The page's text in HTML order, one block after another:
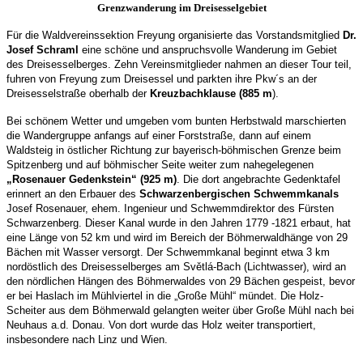
Grenzwanderung im Dreisesselgebiet
Für die Waldvereinssektion Freyung organisierte das Vorstandsmitglied Dr.
Josef Schraml eine schöne und anspruchsvolle Wanderung im Gebiet
des Dreisesselberges. Zehn Vereinsmitglieder nahmen an dieser Tour teil,
fuhren von Freyung zum Dreisessel und parkten ihre Pkw´s an der
Dreisesselstraße oberhalb der Kreuzbachklause (885 m).
Bei schönem Wetter und umgeben vom bunten Herbstwald marschierten
die Wandergruppe anfangs auf einer Forststraße, dann auf einem
Waldsteig in östlicher Richtung zur bayerisch-böhmischen Grenze beim
Spitzenberg und auf böhmischer Seite weiter zum nahegelegenen
„Rosenauer Gedenkstein“ (925 m) . Die dort angebrachte Gedenktafel
erinnert an den Erbauer des Schwarzenbergischen Schwemmkanals
Josef Rosenauer, ehem. Ingenieur und Schwemmdirektor des Fürsten
Schwarzenberg. Dieser Kanal wurde in den Jahren 1779 -1821 erbaut, hat
eine Länge von 52 km und wird im Bereich der Böhmerwaldhänge von 29
Bächen mit Wasser versorgt. Der Schwemmkanal beginnt etwa 3 km
nordöstlich des Dreisesselberges am Světlá-Bach (Lichtwasser), wird an
den nördlichen Hängen des Böhmerwaldes von 29 Bächen gespeist, bevor
er bei Haslach im Mühlviertel in die „Große Mühl“ mündet. Die Holz-
Scheiter aus dem Böhmerwald gelangten weiter über Große Mühl nach bei
Neuhaus a.d. Donau. Von dort wurde das Holz weiter transportiert,
insbesondere nach Linz und Wien.